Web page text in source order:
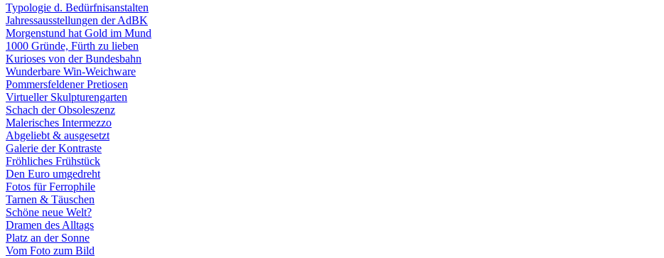
Typologie d. Bedürfnisanstalten
Jahressausstellungen der AdBK
Morgenstund hat Gold im Mund
1000 Gründe, Fürth zu lieben
Kurioses von der Bundesbahn
Wunderbare Win-Weichware
Pommersfeldener Pretiosen
Virtueller Skulpturengarten
Schach der Obsoleszenz
Malerisches Intermezzo
Abgeliebt & ausgesetzt
Galerie der Kontraste
Fröhliches Frühstück
Den Euro umgedreht
Fotos für Ferrophile
Tarnen & Täuschen
Schöne neue Welt?
Dramen des Alltags
Platz an der Sonne
Vom Foto zum Bild